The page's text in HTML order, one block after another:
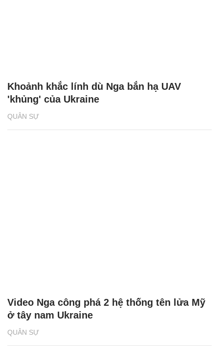
QUÂN SỰ
Khoảnh khắc lính dù Nga bắn hạ UAV
'khủng' của Ukraine
QUÂN SỰ
Video Nga công phá 2 hệ thống tên lửa Mỹ
ở tây nam Ukraine